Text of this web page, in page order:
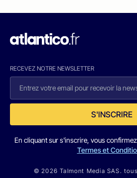
RECEVEZ NOTRE NEWSLETTER
S'INSCRIRE
En cliquant sur s'inscrire, vous
Termes et
© 2026 Talmont Media SAS.